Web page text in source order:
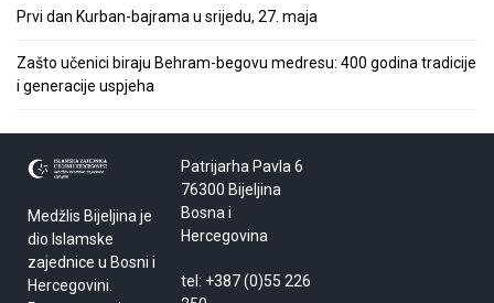
Prvi dan Kurban-bajrama u srijedu, 27. maja
Zašto učenici biraju Behram-begovu medresu: 400 godina tradicije
i generacije uspjeha
Medžlis Bijeljina je
dio Islamske
zajednice u Bosni i
Hercegovini.
Patrijarha Pavla 6
76300 Bijeljina
Bosna i
Hercegovina
tel: +387 (0)55 226